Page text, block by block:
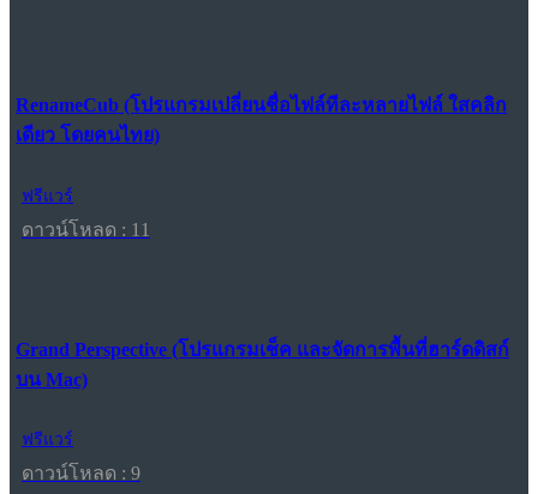
RenameCub (โปรแกรมเปลี่ยนชื่อไฟล์ทีละหลายไฟล์ ใสคลิก
เดียว โดยคนไทย)
ฟรีแวร์
ดาวน์โหลด : 11
Grand Perspective (โปรแกรมเช็ค และจัดการพื้นที่ฮาร์ดดิสก์
บน Mac)
ฟรีแวร์
ดาวน์โหลด : 9